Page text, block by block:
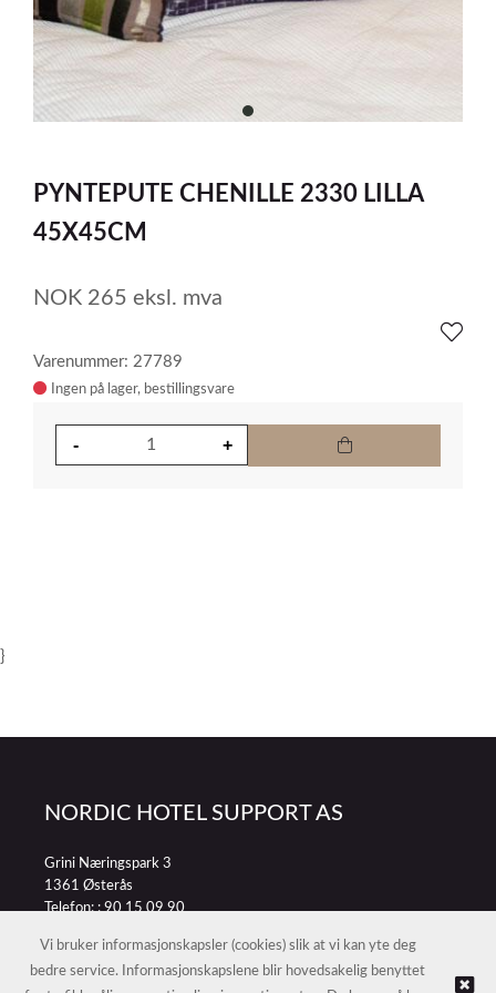
item
of
1
PYNTEPUTE CHENILLE 2330 LILLA
45X45CM
NOK 265 eksl. mva
Varenummer: 27789
Ingen på lager
}
NORDIC HOTEL SUPPORT AS
Grini Næringspark 3
1361 Østerås
Telefon: :90 15 09 90
Vi bruker informasjonskapsler (cookies) slik at vi kan yte deg
bedre service. Informasjonskapslene blir hovedsakelig benyttet